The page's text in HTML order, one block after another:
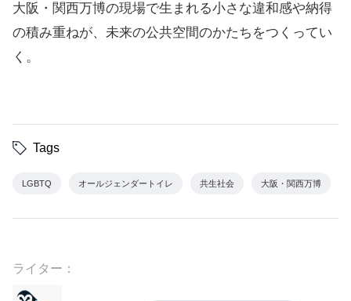
大阪・関西万博の現場で生まれる小さな違和感や納得
の積み重ねが、未来の公共空間のかたちをつくってい
く。
Tags
LGBTQ オールジェンダートイレ 共生社会 大阪・関西万博
ライター：